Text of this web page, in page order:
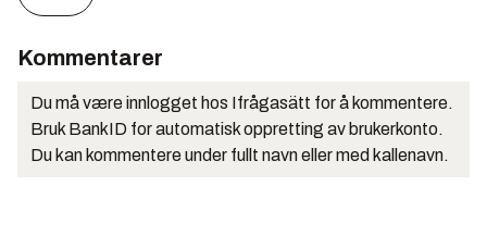
Kommentarer
Du må være innlogget hos Ifrågasätt for å kommentere.
Bruk BankID for automatisk oppretting av brukerkonto.
Du kan kommentere under fullt navn eller med kallenavn.